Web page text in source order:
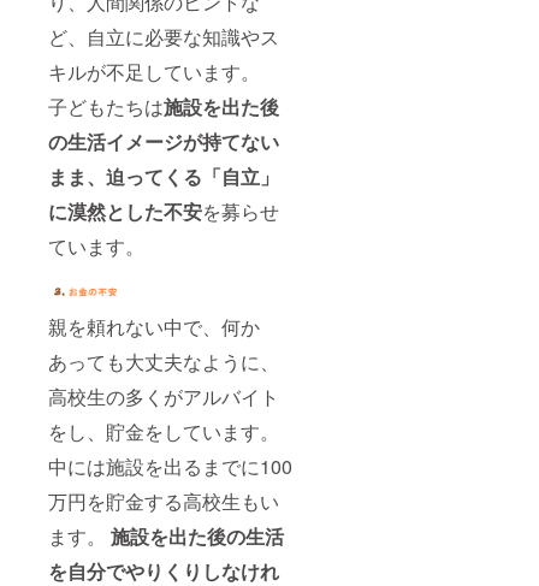
ど、自立に必要な知識やス
キルが不足しています。
子どもたちは施設を出た後
の生活イメージが持てない
まま、迫ってくる「自立」
に漠然とした不安を募らせ
ています。
親を頼れない中で、何か
あっても大丈夫なように、
高校生の多くがアルバイト
をし、貯金をしています。
中には施設を出るまでに100
万円を貯金する高校生もい
ます。 施設を出た後の生活
を自分でやりくりしなけれ